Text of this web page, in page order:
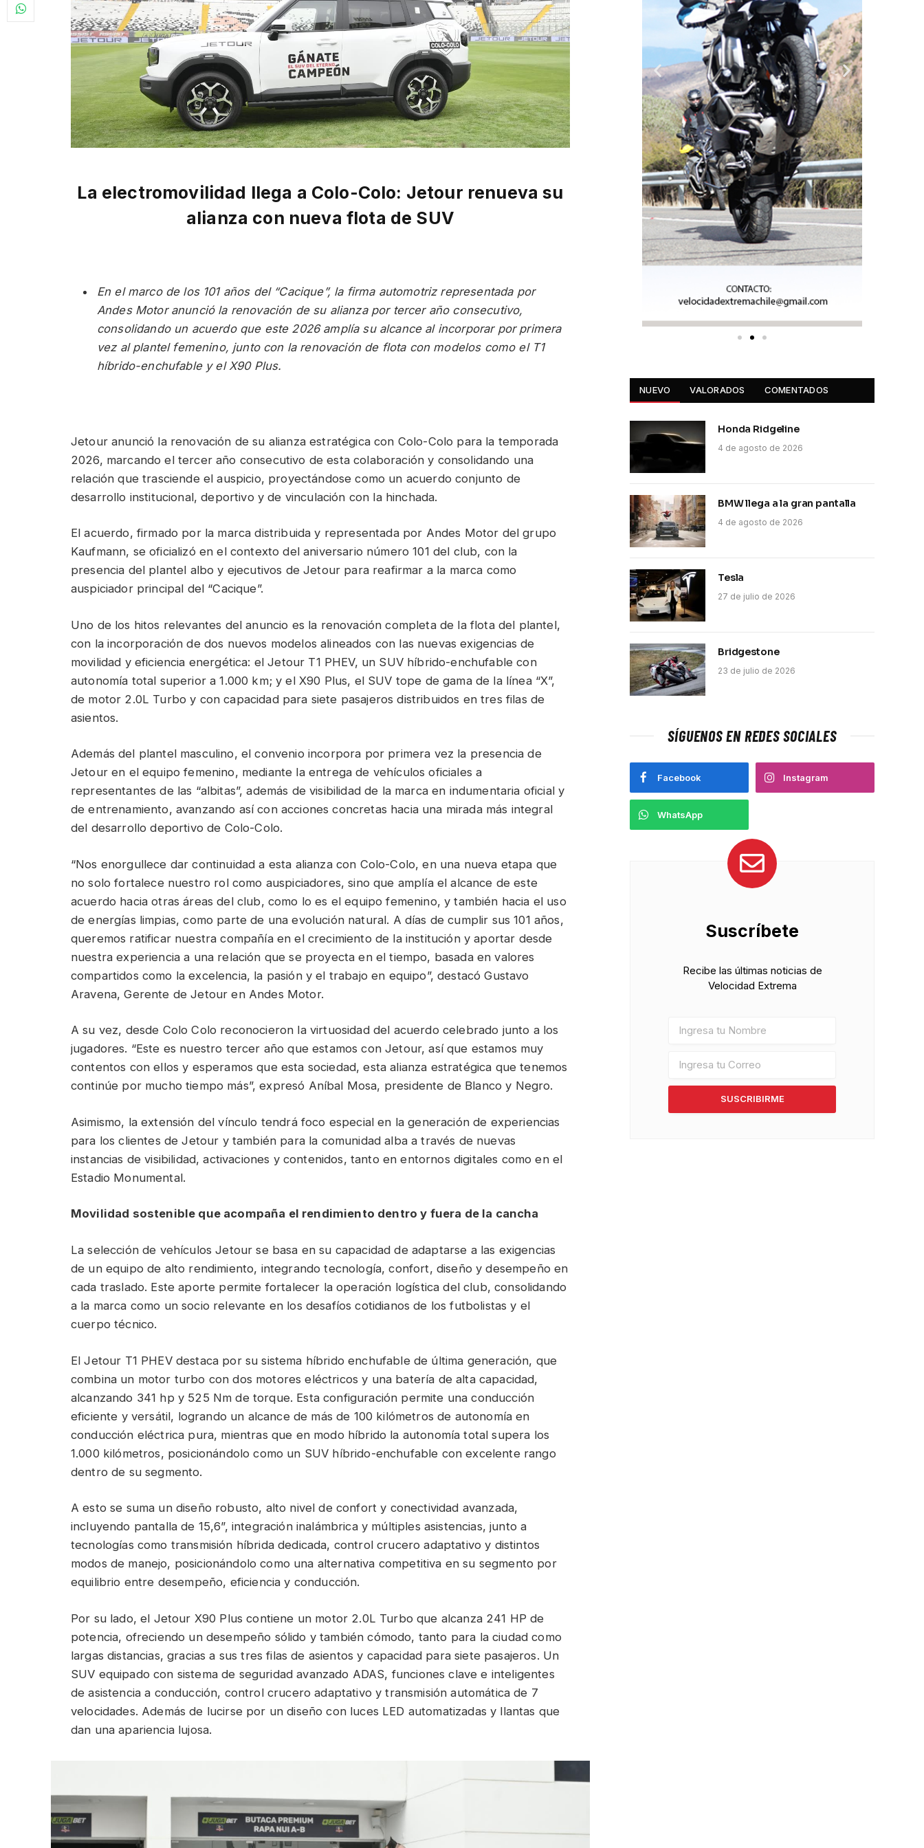
La electromovilidad llega a Colo-Colo: Jetour renueva su
alianza con nueva flota de SUV
En el marco de los 101 años del “Cacique”, la firma automotriz representada por
Andes Motor anunció la renovación de su alianza por tercer año consecutivo,
consolidando un acuerdo que este 2026 amplía su alcance al incorporar por primera
vez al plantel femenino, junto con la renovación de flota con modelos como el T1
híbrido-enchufable y el X90 Plus.
Jetour anunció la renovación de su alianza estratégica con Colo-Colo para la temporada
2026, marcando el tercer año consecutivo de esta colaboración y consolidando una
relación que trasciende el auspicio, proyectándose como un acuerdo conjunto de
desarrollo institucional, deportivo y de vinculación con la hinchada.
El acuerdo, firmado por la marca distribuida y representada por Andes Motor del grupo
Kaufmann, se oficializó en el contexto del aniversario número 101 del club, con la
presencia del plantel albo y ejecutivos de Jetour para reafirmar a la marca como
auspiciador principal del “Cacique”.
Uno de los hitos relevantes del anuncio es la renovación completa de la flota del plantel,
con la incorporación de dos nuevos modelos alineados con las nuevas exigencias de
movilidad y eficiencia energética: el Jetour T1 PHEV, un SUV híbrido-enchufable con
autonomía total superior a 1.000 km; y el X90 Plus, el SUV tope de gama de la línea “X”,
de motor 2.0L Turbo y con capacidad para siete pasajeros distribuidos en tres filas de
asientos.
Además del plantel masculino, el convenio incorpora por primera vez la presencia de
Jetour en el equipo femenino, mediante la entrega de vehículos oficiales a
representantes de las “albitas”, además de visibilidad de la marca en indumentaria oficial y
de entrenamiento, avanzando así con acciones concretas hacia una mirada más integral
del desarrollo deportivo de Colo-Colo.
“Nos enorgullece dar continuidad a esta alianza con Colo-Colo, en una nueva etapa que
no solo fortalece nuestro rol como auspiciadores, sino que amplía el alcance de este
acuerdo hacia otras áreas del club, como lo es el equipo femenino, y también hacia el uso
de energías limpias, como parte de una evolución natural. A días de cumplir sus 101 años,
queremos ratificar nuestra compañía en el crecimiento de la institución y aportar desde
nuestra experiencia a una relación que se proyecta en el tiempo, basada en valores
compartidos como la excelencia, la pasión y el trabajo en equipo”, destacó Gustavo
Aravena, Gerente de Jetour en Andes Motor.
A su vez, desde Colo Colo reconocieron la virtuosidad del acuerdo celebrado junto a los
jugadores. “Este es nuestro tercer año que estamos con Jetour, así que estamos muy
contentos con ellos y esperamos que esta sociedad, esta alianza estratégica que tenemos
continúe por mucho tiempo más”, expresó Aníbal Mosa, presidente de Blanco y Negro.
Asimismo, la extensión del vínculo tendrá foco especial en la generación de experiencias
para los clientes de Jetour y también para la comunidad alba a través de nuevas
instancias de visibilidad, activaciones y contenidos, tanto en entornos digitales como en el
Estadio Monumental.
Movilidad sostenible que acompaña el rendimiento dentro y fuera de la cancha
La selección de vehículos Jetour se basa en su capacidad de adaptarse a las exigencias
de un equipo de alto rendimiento, integrando tecnología, confort, diseño y desempeño en
cada traslado. Este aporte permite fortalecer la operación logística del club, consolidando
a la marca como un socio relevante en los desafíos cotidianos de los futbolistas y el
cuerpo técnico.
El Jetour T1 PHEV destaca por su sistema híbrido enchufable de última generación, que
combina un motor turbo con dos motores eléctricos y una batería de alta capacidad,
alcanzando 341 hp y 525 Nm de torque. Esta configuración permite una conducción
eficiente y versátil, logrando un alcance de más de 100 kilómetros de autonomía en
conducción eléctrica pura, mientras que en modo híbrido la autonomía total supera los
1.000 kilómetros, posicionándolo como un SUV híbrido-enchufable con excelente rango
dentro de su segmento.
A esto se suma un diseño robusto, alto nivel de confort y conectividad avanzada,
incluyendo pantalla de 15,6”, integración inalámbrica y múltiples asistencias, junto a
tecnologías como transmisión híbrida dedicada, control crucero adaptativo y distintos
modos de manejo, posicionándolo como una alternativa competitiva en su segmento por
equilibrio entre desempeño, eficiencia y conducción.
Por su lado, el Jetour X90 Plus contiene un motor 2.0L Turbo que alcanza 241 HP de
potencia, ofreciendo un desempeño sólido y también cómodo, tanto para la ciudad como
largas distancias, gracias a sus tres filas de asientos y capacidad para siete pasajeros. Un
SUV equipado con sistema de seguridad avanzado ADAS, funciones clave e inteligentes
de asistencia a conducción, control crucero adaptativo y transmisión automática de 7
velocidades. Además de lucirse por un diseño con luces LED automatizadas y llantas que
dan una apariencia lujosa.
NUEVO VALORADOS COMENTADOS
Honda Ridgeline
4 de agosto de 2026
BMW llega a la gran pantalla
4 de agosto de 2026
Tesla
27 de julio de 2026
Bridgestone
23 de julio de 2026
SÍGUENOS EN REDES SOCIALES
Facebook Instagram
WhatsApp
Suscríbete
Recibe las últimas noticias de
Velocidad Extrema
SUSCRIBIRME